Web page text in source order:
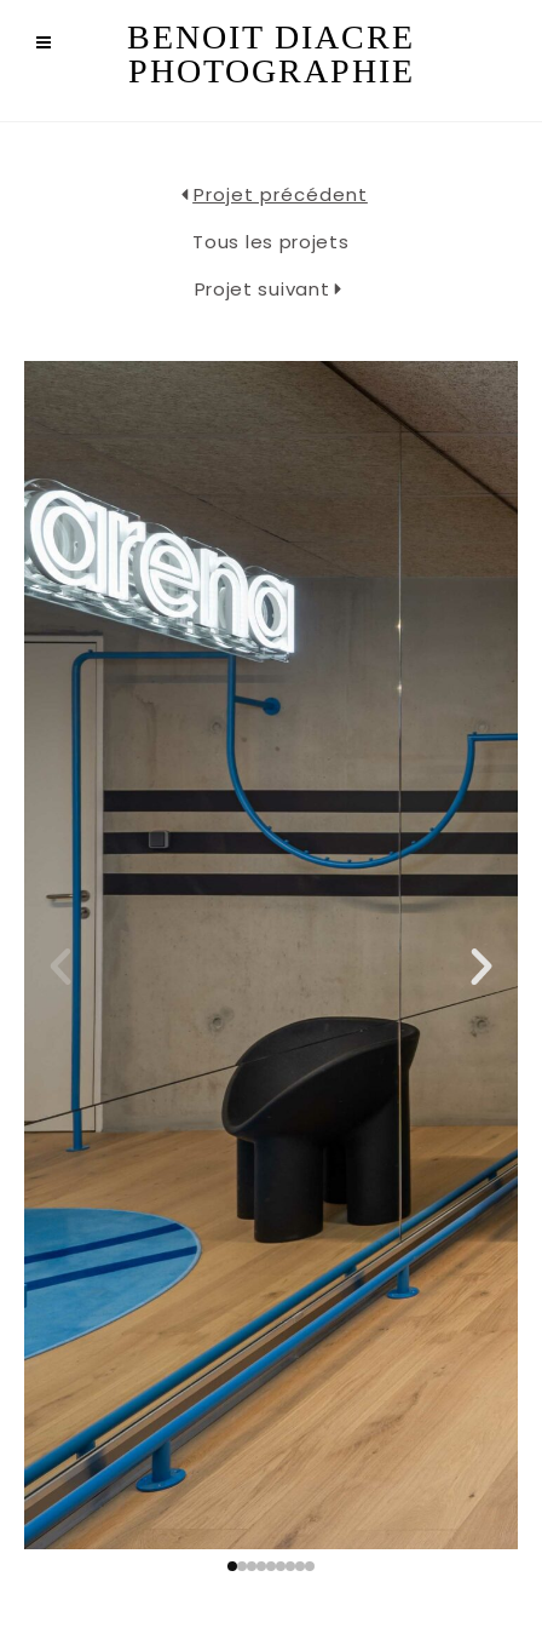
BENOIT DIACRE
PHOTOGRAPHIE
Projet précédent
Tous les projets
Projet suivant